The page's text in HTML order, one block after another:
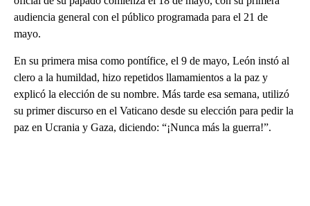
audiencia general con el público programada para el 21 de
mayo.
En su primera misa como pontífice, el 9 de mayo, León instó al
clero a la humildad, hizo repetidos llamamientos a la paz y
explicó la elección de su nombre. Más tarde esa semana, utilizó
su primer discurso en el Vaticano desde su elección para pedir la
paz en Ucrania y Gaza, diciendo: “¡Nunca más la guerra!”.